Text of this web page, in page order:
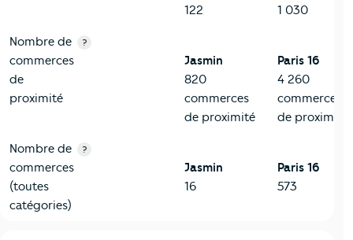
122
1 030
Nombre de
commerces
de
proximité
?
Jasmin
820
commerces
de proximité
Paris 16
4 260
commerces
de proximité
Nombre de
commerces
(toutes
catégories)
?
Jasmin
16
Paris 16
573